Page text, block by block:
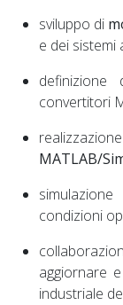
sviluppo di
e dei sistemi
convertitori
MATLAB/
condizioni
aggiornare
industriale